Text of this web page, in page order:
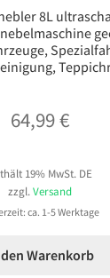
8L
64,99€
19% MwSt. DE
zzgl.Versand
ca. 1-5 Werktage
Warenkorb